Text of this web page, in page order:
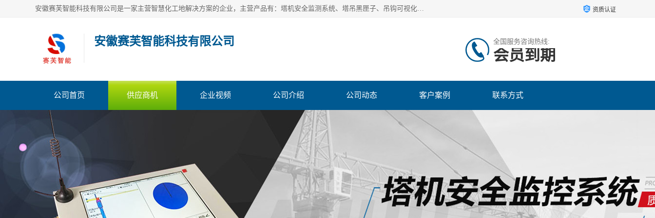
安徽赛芙智能科技有限公司是一家主营智慧化工地解决方案的企业，主营产品有：塔机安全监测系统、塔吊黑匣子、吊钩可视化、吊钩可视化系统、塔机安全监控系统、塔机黑匣子等。创建至今始终关注用户需求，为用户提供有的产品和服务。 资质认证
安徽赛芙智能科技有限公司 全国服务咨询热线:
会员到期
公司首页 供应商机 企业视频 公司介绍 公司动态 客户案例 联系方式